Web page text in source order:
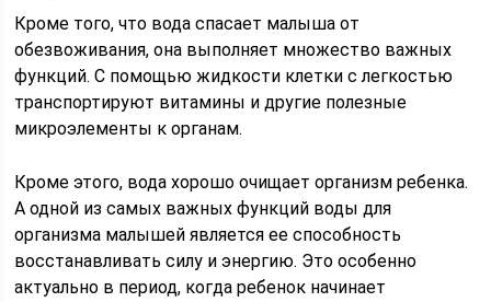
Кроме того, что вода спасает малыша от
обезвоживания, она выполняет множество важных
функций. С помощью жидкости клетки с легкостью
транспортируют витамины и другие полезные
микроэлементы к органам.
Кроме этого, вода хорошо очищает организм ребенка.
А одной из самых важных функций воды для
организма малышей является ее способность
восстанавливать силу и энергию. Это особенно
актуально в период, когда ребенок начинает